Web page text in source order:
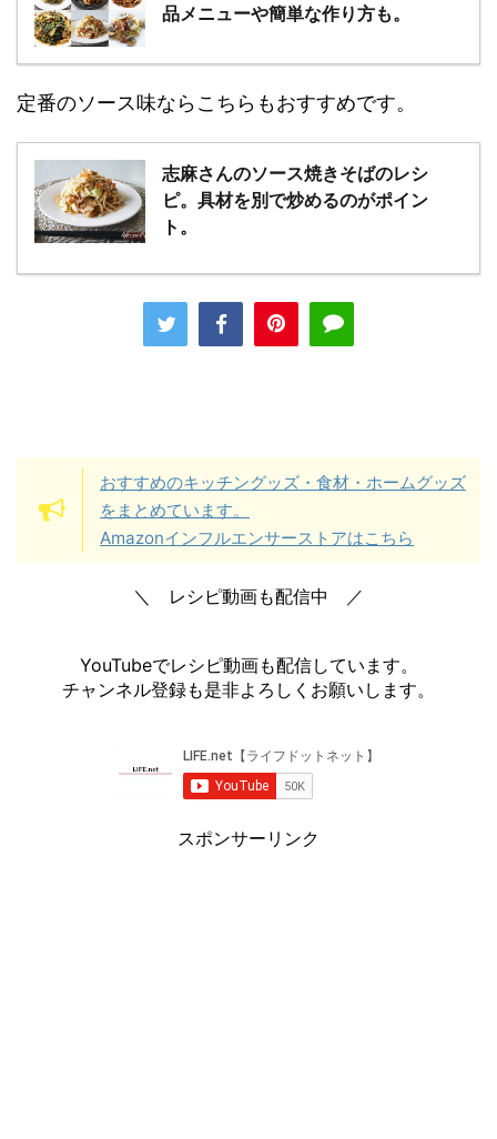
品メニューや簡単な作り方も。
定番のソース味ならこちらもおすすめです。
志麻さんのソース焼きそばのレシ
ピ。具材を別で炒めるのがポイン
ト。
おすすめのキッチングッズ・食材・ホームグッズ
をまとめています。
Amazonインフルエンサーストアはこちら
＼ レシピ動画も配信中 ／
YouTubeでレシピ動画も配信しています。
チャンネル登録も是非よろしくお願いします。
スポンサーリンク